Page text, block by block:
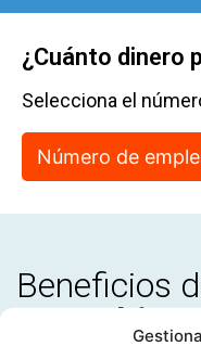
¿Cuánto dinero
Selecciona el
Beneficios
Consulting